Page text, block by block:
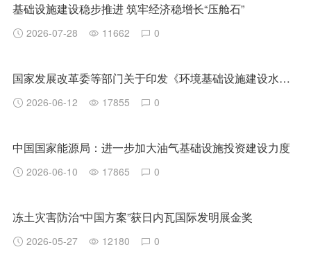
基础设施建设稳步推进 筑牢经济稳增长“压舱石”
2026-07-28 11662 0
国家发展改革委等部门关于印发《环境基础设施建设水平提升行动（2023—2025年）》的通知 发改环资〔2023〕1046号
2026-06-12 17855 0
中国国家能源局：进一步加大油气基础设施投资建设力度
2026-06-10 17865 0
冻土灾害防治“中国方案”获日内瓦国际发明展金奖
2026-05-27 12180 0